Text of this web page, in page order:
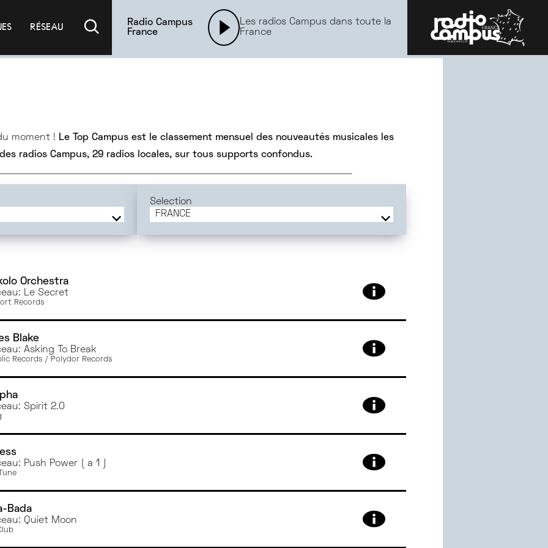
RÉSEAU
Radio Campus
France
Les radios Campus dans toute la
France
moment ! Le Top Campus est le classement mensuel des nouveautés musicales les
radios Campus, 29 radios locales, sur tous supports confondus.
Selection
FRANCE
Orchestra
Le Secret
Records
Blake
Asking To Break
Records / Polydor Records
Spirit 2.0
Push Power ( a 1 )
Bada
Quiet Moon